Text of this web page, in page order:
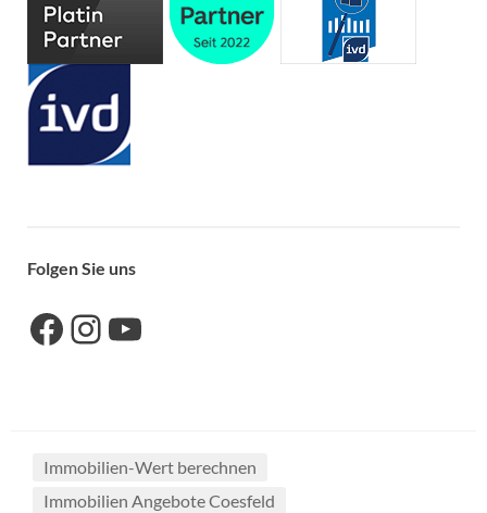
Folgen Sie uns
Link zu unserer Facebook-Seite Link zu unseres Instagram-Accounts
Immobilien-Wert berechnen
Immobilien Angebote Coesfeld